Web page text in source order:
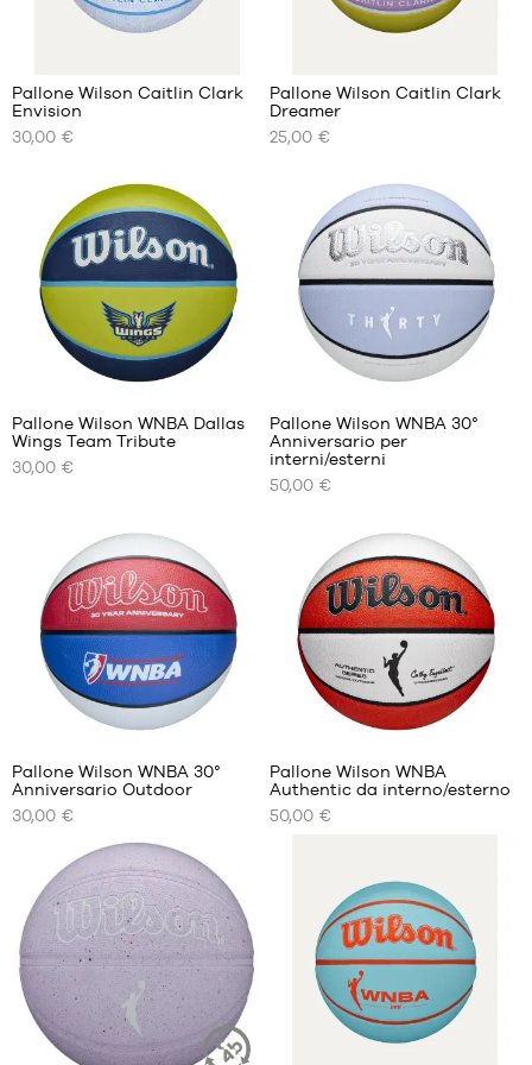
I
NOSTRI
DISPONIBILI
dimensione
dimensione
6
Pallone Wilson Caitlin Clark
Envision
30,00 €
I
NOSTRI
DISPONIBILI
dimensione
dimensione
6
Pallone Wilson Caitlin Clark
Dreamer
25,00 €
I
NOSTRI
dimensione
Pallone Wilson WNBA Dallas
Wings Team Tribute
30,00 €
I
NOSTRI
FORMATI
dimensione
Pallone Wilson WNBA 30°
Anniversario per
interni/esterni
50,00 €
I
NOSTRI
DISPONIBILI
dimensione
Pallone Wilson WNBA 30°
Anniversario Outdoor
30,00 €
I
NOSTRI
dimensione
Pallone Wilson WNBA
Authentic da interno/esterno
50,00 €